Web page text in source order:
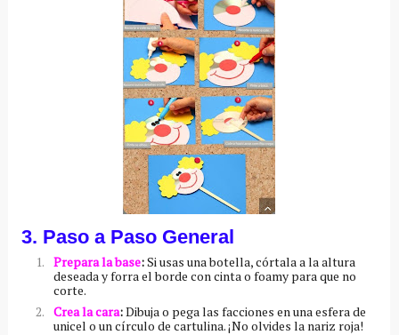
3. Paso a Paso General
Prepara la base:Si usas una botella, córtala a la altura
deseada y forra el borde con cinta o foamy para que no
corte.
Crea la cara:Dibuja o pega las facciones en una esfera de
unicel o un círculo de cartulina. ¡No olvides la nariz roja!